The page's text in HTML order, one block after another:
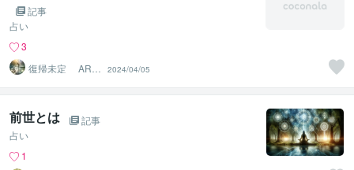
記事
占い
3
復帰未定 ARIA
−アリア−
2024/04/05
前世とは
記事
占い
1